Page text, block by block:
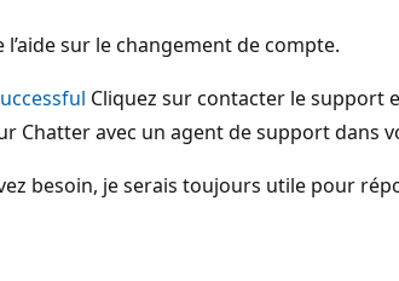
sur le changement de compte.
Cliquez sur contacter le support
Chatter avec un agent de support dans
besoin, je serais toujours utile pour